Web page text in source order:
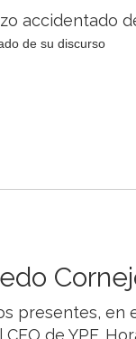
de su discurso
presentes, en
de YPF,